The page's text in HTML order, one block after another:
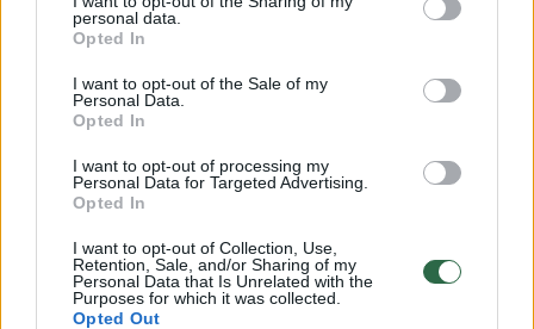
personal data.
Opted In
I want to opt-out of the Sale of my
Personal Data.
Opted In
I want to opt-out of processing my
Personal Data for Targeted Advertising.
Opted In
I want to opt-out of Collection, Use,
Retention, Sale, and/or Sharing of my
Personal Data that Is Unrelated with the
Purposes for which it was collected.
Opted Out
Komentuoti po šiuo straipsniu
Komentuoti gali tik Lrytas registruoti vartotojai.
Prisijunkite prie registruotų vartotojų
bendruomenės ir bendraukite komentaruose!